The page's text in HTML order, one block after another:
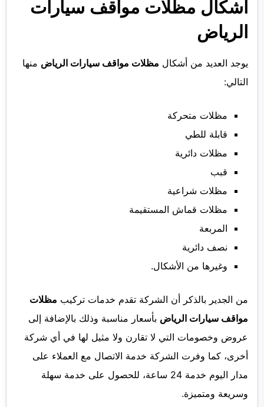
أشكال مظلات مواقف سيارات
الرياض
يوجد العديد من أشكال مظلات مواقف سيارات الرياض منها
التالي:
مظلات متحركة
قابلة للطي
مظلات دائرية
قبب
مظلات شراعية
مظلات قماش المستقيمة
المربعة
نصف دائرية
وغيرها من الأشكال.
من الجدير بالذكر أن الشركة تقدم خدمات تركيب مظلات
مواقف سيارات الرياض بأسعار مناسبة وذلك بالإضافة إلى
عروض وخصومات التي لا تقارن ولا مثيل لها في أي شركة
أخرى، كما وفرت الشركة خدمة الاتصال مع العملاء على
مدار اليوم خدمة 24 ساعة، للحصول على خدمة سهلة
وسريعة ومتميزة.